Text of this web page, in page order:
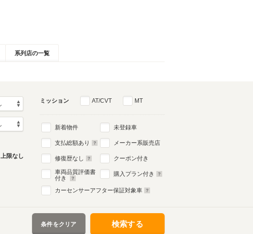
系列店の一覧
上限なし
ミッション AT/CVT MT
新着物件
支払総額あり
修復歴なし
車両品質評価書
付き
未登録車
メーカー系販売店
クーポン付き
購入プラン付き
カーセンサーアフター保証対象車
条件をクリア 検索する